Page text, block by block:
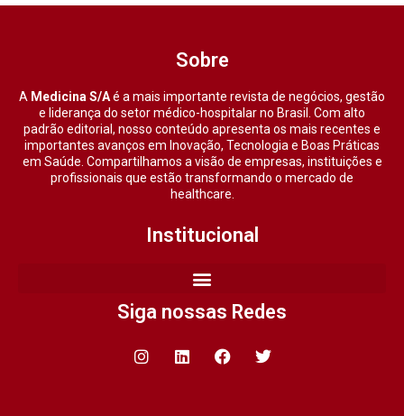
Sobre
A Medicina S/Aé a mais importante revista de negócios, gestão
e liderança do setor médico-hospitalar no Brasil. Com alto
padrão editorial, nosso conteúdo apresenta os mais recentes e
importantes avanços em Inovação, Tecnologia e Boas Práticas
em Saúde. Compartilhamos a visão de empresas, instituições e
profissionais que estão transformando o mercado de
healthcare.
Institucional
Siga nossas Redes